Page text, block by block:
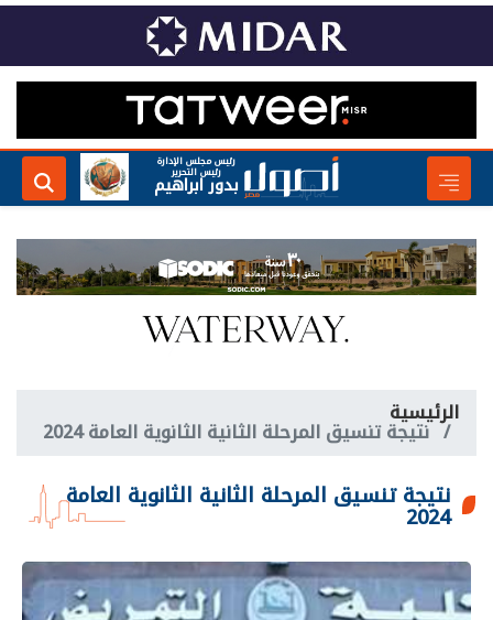
رئيس مجلس الإدارة
رئيس التحرير
بدور ابراهيم
الرئيسية
نتيجة تنسيق المرحلة الثانية الثانوية العامة 2024
نتيجة تنسيق المرحلة الثانية الثانوية العامة
2024